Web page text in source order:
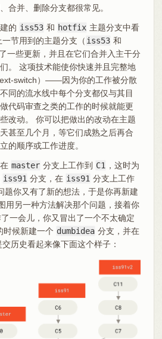
合并、删除分支都很常见。
的 iss53 和 hotfix 主题分支中看
节用到的主题分支（ iss53 和
一些更新，并且在它们合并入主干分
。 这项技术能使你快速并且完整地
switch）——因为你的工作被分散
同的流水线中每个分支都仅与其目
代码审查之类的工作的时候就能更
改动。 你可以把做出的改动在主题
甚至几个月，等它们成熟之后再合
的顺序或工作进度。
master 分支上工作到 C1 ，这时为
iss91 分支，在 iss91 分支上工作
题你又有了新的想法，于是你再新建
用另一种方法解决那个问题，接着你
一会儿，你又冒出了一个不太确定
时候新建一个 dumbidea 分支，并在
历史看起来像下面这个样子：